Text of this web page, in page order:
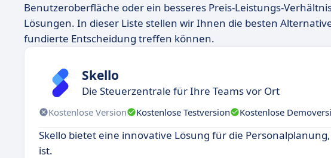
Benutzeroberfläche oder ein besseres Preis-Leistungs-
Lösungen. In dieser Liste stellen wir Ihnen die besten
fundierte Entscheidung treffen können.
Skello
Die Steuerzentrale für Ihre Teams vor Ort
Kostenlose Version Kostenlose Testversion Kostenlose
Skello bietet eine innovative Lösung für die
ist.